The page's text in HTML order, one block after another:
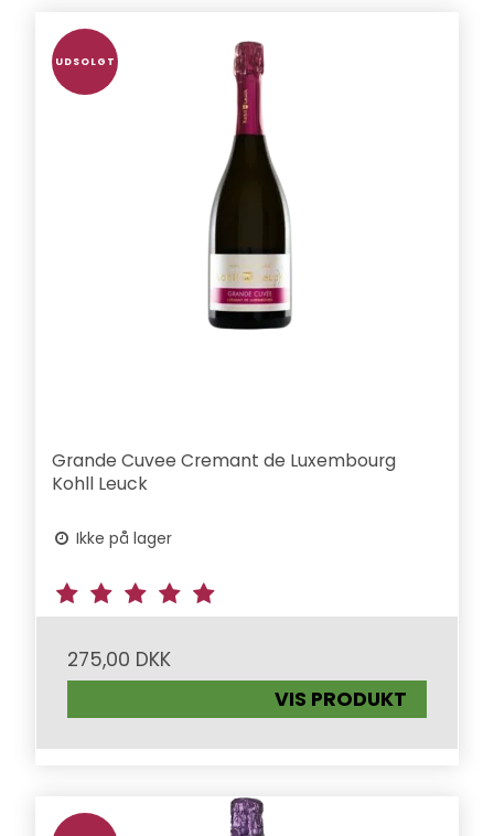
UDSOLGT
Grande Cuvee Cremant de Luxembourg
Kohll Leuck
Ikke på lager
275,00 DKK
VIS PRODUKT